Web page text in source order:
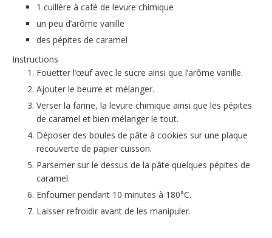
1 cuillère à café de levure chimique
un peu d’arôme vanille
des pépites de caramel
Instructions
Fouetter l’œuf avec le sucre ainsi que l’arôme vanille.
Ajouter le beurre et mélanger.
Verser la farine, la levure chimique ainsi que les pépites
de caramel et bien mélanger le tout.
Déposer des boules de pâte à cookies sur une plaque
recouverte de papier cuisson.
Parsemer sur le dessus de la pâte quelques pépites de
caramel.
Enfourner pendant 10 minutes à 180°C.
Laisser refroidir avant de les manipuler.